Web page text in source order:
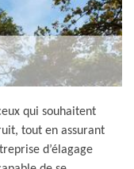
qui souhaitent
tout en assurant
d’élagage